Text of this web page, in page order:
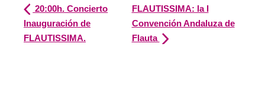
20:00h. Concierto
Inauguración de
FLAUTISSIMA.
FLAUTISSIMA: la I
Convención Andaluza de
Flauta